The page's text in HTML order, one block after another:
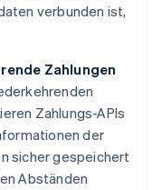
verbunden ist,
Zahlungen
Zahlungs-APIs
der
sicher gespeichert
Abständen